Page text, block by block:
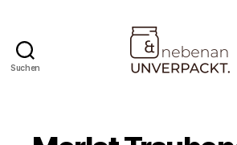
Suchen